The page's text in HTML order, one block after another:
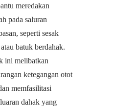
meredakan
pada saluran
seperti sesak
batuk berdahak.
ini melibatkan
ketegangan otot
memfasilitasi
dahak yang